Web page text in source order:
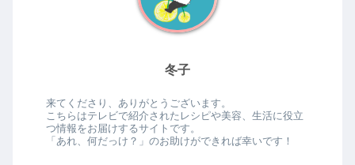
冬子
来てくださり、ありがとうございます。
こちらはテレビで紹介されたレシピや美容、生活に役立
つ情報をお届けするサイトです。
「あれ、何だっけ？」のお助けができれば幸いです！